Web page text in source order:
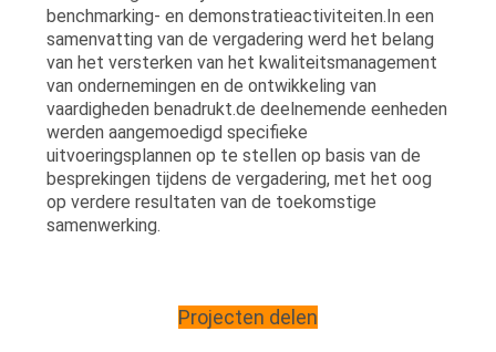
benchmarking- en demonstratieactiviteiten.In een
samenvatting van de vergadering werd het belang
van het versterken van het kwaliteitsmanagement
van ondernemingen en de ontwikkeling van
vaardigheden benadrukt.de deelnemende eenheden
werden aangemoedigd specifieke
uitvoeringsplannen op te stellen op basis van de
besprekingen tijdens de vergadering, met het oog
op verdere resultaten van de toekomstige
samenwerking.
Projecten delen